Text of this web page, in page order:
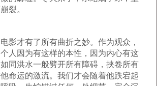
裂。
影才有了所有曲折之妙。作为观众，
人因为有这样的本性，因为内心有这
同洪水一般劈开所有障碍，挟卷所有
命运的激流。我们才会随着他跌宕起